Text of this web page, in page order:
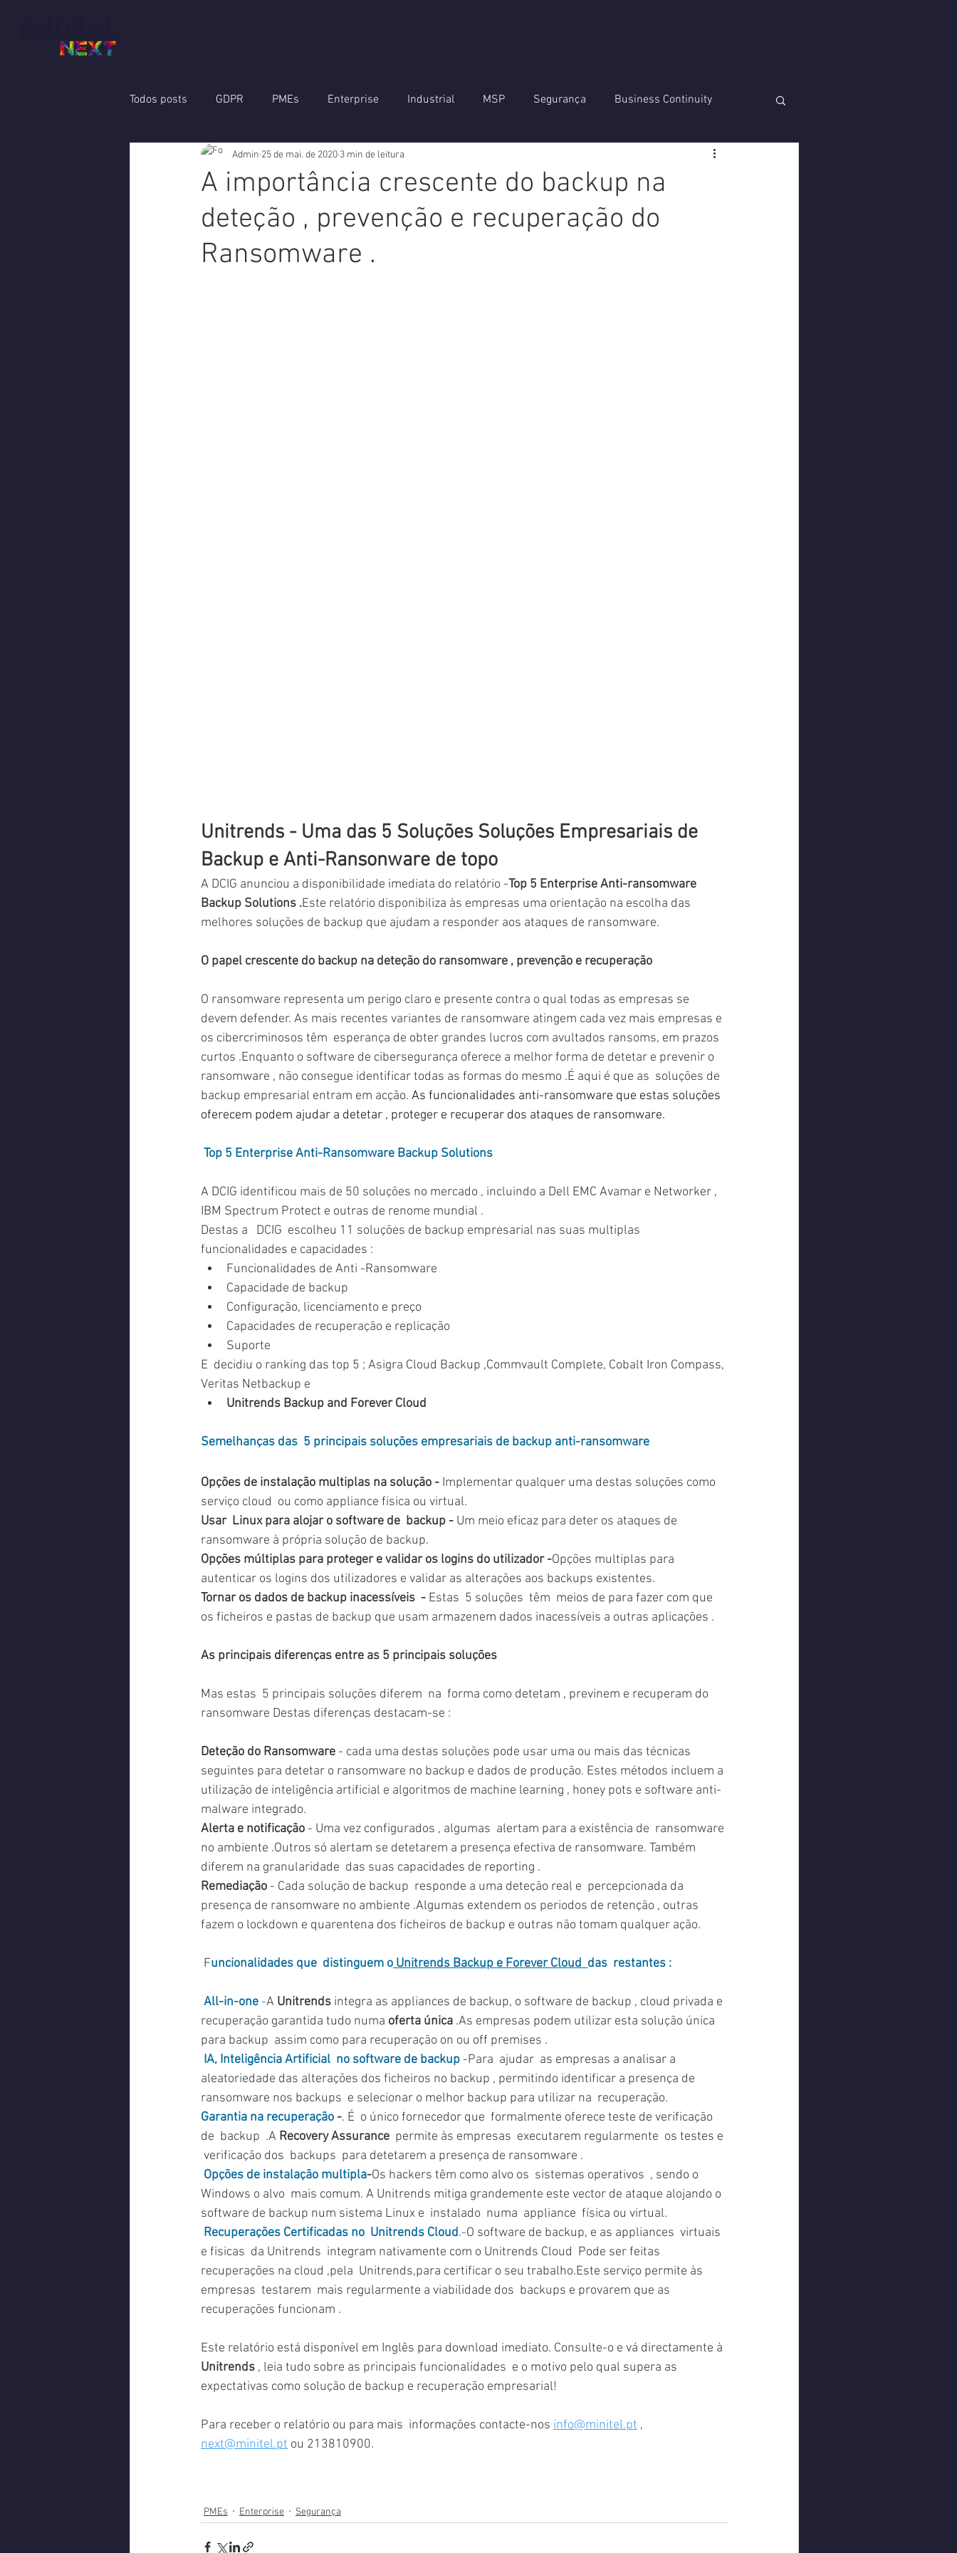
Todos posts GDPR PMEs Enterprise Industrial MSP Segurança Business Continuity
Mobilidade Backup Automação Networking
A importância crescente do backup na
deteção , prevenção e recuperação do
Ransomware .
Admin 25 de mai. de 2020 3 min de leitura
Unitrends - Uma das 5 Soluções Soluções Empresariais de
Backup e Anti-Ransonware de topo
A DCIG anunciou a disponibilidade imediata do relatório -Top 5 Enterprise Anti-ransomware
Backup Solutions .Este relatório disponibiliza às empresas uma orientação na escolha das
melhores soluções de backup que ajudam a responder aos ataques de ransomware.
O papel crescente do backup na deteção do ransomware , prevenção e recuperação
O ransomware representa um perigo claro e presente contra o qual todas as empresas se
devem defender. As mais recentes variantes de ransomware atingem cada vez mais empresas e
os cibercriminosos têm  esperança de obter grandes lucros com avultados ransoms, em prazos
curtos .Enquanto o software de cibersegurança oferece a melhor forma de detetar e prevenir o
ransomware , não consegue identificar todas as formas do mesmo .É aqui é que as  soluções de
backup empresarial entram em acção. As funcionalidades anti-ransomware que estas soluções
oferecem podem ajudar a detetar , proteger e recuperar dos ataques de ransomware.
Top 5 Enterprise Anti-Ransomware Backup Solutions
A DCIG identificou mais de 50 soluções no mercado , incluindo a Dell EMC Avamar e Networker ,
IBM Spectrum Protect e outras de renome mundial .
Destas a   DCIG  escolheu 11 soluções de backup empresarial nas suas multiplas
funcionalidades e capacidades :
Funcionalidades de Anti -Ransomware
Capacidade de backup
Configuração, licenciamento e preço
Capacidades de recuperação e replicação
Suporte
E  decidiu o ranking das top 5 ; Asigra Cloud Backup ,Commvault Complete, Cobalt Iron Compass,
Veritas Netbackup e
Unitrends Backup and Forever Cloud
Semelhanças das  5 principais soluções empresariais de backup anti-ransomware
Opções de instalação multiplas na solução - Implementar qualquer uma destas soluções como
serviço cloud  ou como appliance fisica ou virtual.
Usar  Linux para alojar o software de  backup - Um meio eficaz para deter os ataques de
ransomware à própria solução de backup.
Opções múltiplas para proteger e validar os logins do utilizador -Opções multiplas para
autenticar os logins dos utilizadores e validar as alterações aos backups existentes.
Tornar os dados de backup inacessíveis  - Estas  5 soluções  têm  meios de para fazer com que
os ficheiros e pastas de backup que usam armazenem dados inacessíveis a outras aplicações .
As principais diferenças entre as 5 principais soluções
Mas estas  5 principais soluções diferem  na  forma como detetam , previnem e recuperam do
ransomware Destas diferenças destacam-se :
Deteção do Ransomware - cada uma destas soluções pode usar uma ou mais das técnicas
seguintes para detetar o ransomware no backup e dados de produção. Estes métodos incluem a
utilização de inteligência artificial e algoritmos de machine learning , honey pots e software anti-
malware integrado.
Alerta e notificação - Uma vez configurados , algumas  alertam para a existência de  ransomware
no ambiente .Outros só alertam se detetarem a presença efectiva de ransomware. Também
diferem na granularidade  das suas capacidades de reporting .
Remediação - Cada solução de backup  responde a uma deteção real e  percepcionada da
presença de ransomware no ambiente .Algumas extendem os periodos de retenção , outras
fazem o lockdown e quarentena dos ficheiros de backup e outras não tomam qualquer ação.
Funcionalidades que  distinguem o Unitrends Backup e Forever Cloud das  restantes :
All-in-one -A Unitrends integra as appliances de backup, o software de backup , cloud privada e
recuperação garantida tudo numa oferta única .As empresas podem utilizar esta solução única
para backup  assim como para recuperação on ou off premises .
IA, Inteligência Artificial  no software de backup -Para  ajudar  as empresas a analisar a
aleatoriedade das alterações dos ficheiros no backup , permitindo identificar a presença de
ransomware nos backups  e selecionar o melhor backup para utilizar na  recuperação.
Garantia na recuperação -. É  o único fornecedor que  formalmente oferece teste de verificação
de  backup  .A Recovery Assurance
  permite às empresas  executarem regularmente  os testes e
verificação dos  backups  para detetarem a presença de ransomware .
Opções de instalação multipla-Os hackers têm como alvo os  sistemas operativos  , sendo o
Windows o alvo  mais comum. A Unitrends mitiga grandemente este vector de ataque alojando o
software de backup num sistema Linux e  instalado  numa  appliance  física ou virtual.
Recuperações Certificadas no  Unitrends Cloud.-O software de backup, e as appliances  virtuais
e fisicas  da Unitrends  integram nativamente com o Unitrends Cloud  Pode ser feitas
recuperações na cloud ,pela  Unitrends,para certificar o seu trabalho.Este serviço permite às
empresas  testarem  mais regularmente a viabilidade dos  backups e provarem que as
recuperações funcionam .
Este relatório está disponível em Inglês para download imediato. Consulte-o e vá directamente à
Unitrends , leia tudo sobre as principais funcionalidades  e o motivo pelo qual supera as
expectativas como solução de backup e recuperação empresarial!
Para receber o relatório ou para mais  informações contacte-nos info@minitel.pt ,
next@minitel.pt ou 213810900.
PMEs Enterprise Segurança